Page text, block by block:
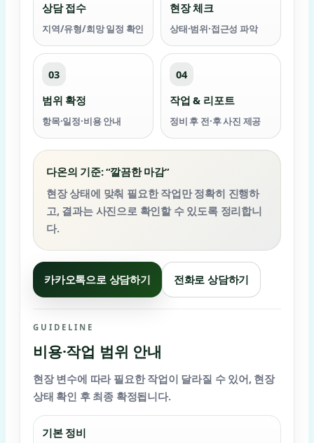
상담 접수
지역/유형/희망 일정 확인
현장 체크
상태·범위·접근성 파악
03
범위 확정
항목·일정·비용 안내
04
작업 & 리포트
정비 후 전·후 사진 제공
다온의 기준: “깔끔한 마감”
현장 상태에 맞춰 필요한 작업만 정확히 진행하
고, 결과는 사진으로 확인할 수 있도록 정리합니
다.
카카오톡으로 상담하기 전화로 상담하기
GUIDELINE
비용·작업 범위 안내
현장 변수에 따라 필요한 작업이 달라질 수 있어, 현장
상태 확인 후최종 확정됩니다.
기본 정비